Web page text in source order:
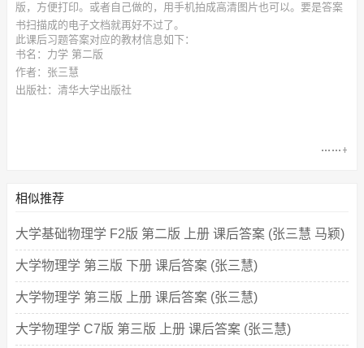
版，方便打印。或者自己做的，用手机拍成高清图片也可以。要是答案
书扫描成的电子文档就再好不过了。
此课后习题答案对应的教材信息如下：
书名：力学 第二版
作者：张三慧
出版社：清华大学出版社
相似推荐
大学基础物理学 F2版 第二版 上册 课后答案 (张三慧 马颖)
大学物理学 第三版 下册 课后答案 (张三慧)
大学物理学 第三版 上册 课后答案 (张三慧)
大学物理学 C7版 第三版 上册 课后答案 (张三慧)